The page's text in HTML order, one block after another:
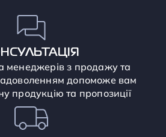
з продажу та
задоволенням допоможе вам
продукцію та пропозиції